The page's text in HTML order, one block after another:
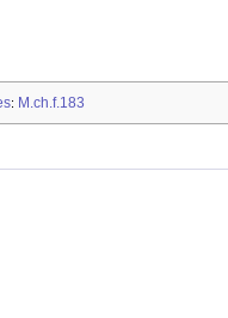
: M.ch.f.183